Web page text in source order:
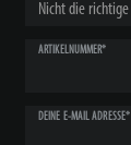
ARTIKELNUMMER*
DEINE E-MAIL ADRESSE*